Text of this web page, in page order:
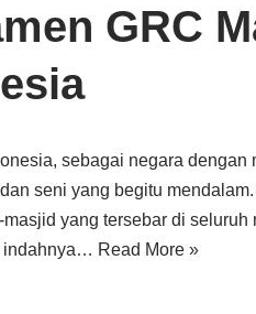
GRC
sebagai negara dengan
seni yang begitu
yang tersebar di seluruh
indahnya… Read More »